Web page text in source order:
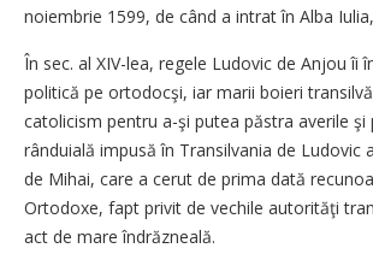
noiembrie 1599, de când a intrat în Alba
În sec. al XIV-lea, regele Ludovic de Anjou îi
politică pe ortodocşi, iar marii boieri
catolicism pentru a-şi putea păstra averile şi
rânduială impusă în Transilvania de Ludovic
de Mihai, care a cerut de prima dată
Ortodoxe, fapt privit de vechile autorităţi
act de mare îndrăzneală.